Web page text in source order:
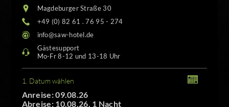
Magdeburger Straße 30
+49 (0) 82 61 . 76 95 - 274
info@saw-hotel.de
Gästesupport
Mo-Fr 8-12 und 13-18 Uhr
1. Datum wählen
Anreise: 09.08.26
Abreise: 10.08.26, 1 Nacht